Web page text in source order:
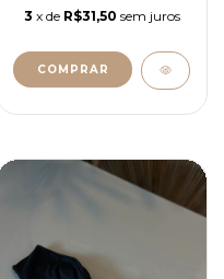
3 x de R$31,50 sem juros
COMPRAR